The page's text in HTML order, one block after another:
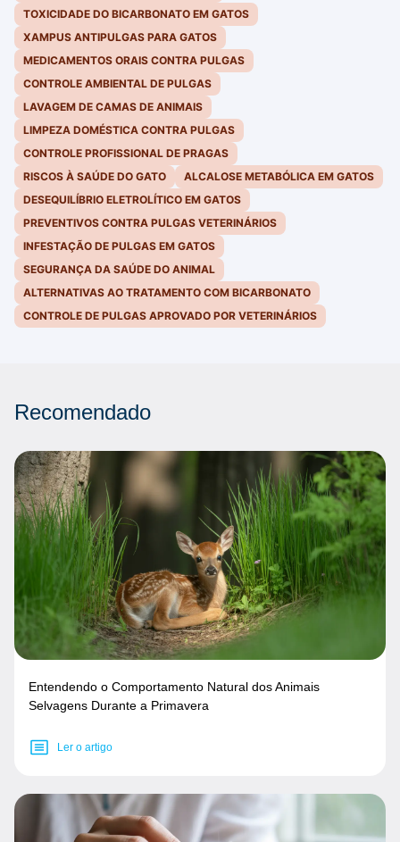
TOXICIDADE DO BICARBONATO EM GATOS
XAMPUS ANTIPULGAS PARA GATOS
MEDICAMENTOS ORAIS CONTRA PULGAS
CONTROLE AMBIENTAL DE PULGAS
LAVAGEM DE CAMAS DE ANIMAIS
LIMPEZA DOMÉSTICA CONTRA PULGAS
CONTROLE PROFISSIONAL DE PRAGAS
RISCOS À SAÚDE DO GATO
ALCALOSE METABÓLICA EM GATOS
DESEQUILÍBRIO ELETROLÍTICO EM GATOS
PREVENTIVOS CONTRA PULGAS VETERINÁRIOS
INFESTAÇÃO DE PULGAS EM GATOS
SEGURANÇA DA SAÚDE DO ANIMAL
ALTERNATIVAS AO TRATAMENTO COM BICARBONATO
CONTROLE DE PULGAS APROVADO POR VETERINÁRIOS
Recomendado
Entendendo o Comportamento Natural dos Animais
Selvagens Durante a Primavera
Ler o artigo